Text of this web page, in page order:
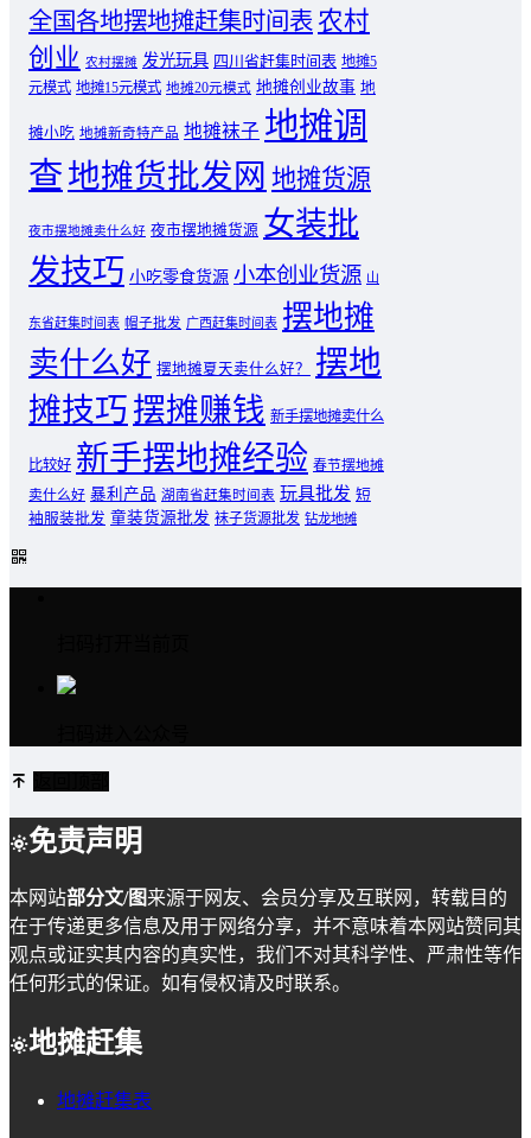
全国各地摆地摊赶集时间表 农村
创业 农村摆摊 发光玩具 四川省赶集时间表 地摊5
元模式 地摊15元模式 地摊20元模式 地摊创业故事 地
摊小吃 地摊新奇特产品 地摊袜子 地摊调
查地摊货批发网 地摊货源
夜市摆地摊卖什么好 夜市摆地摊货源 女装批
发技巧 小吃零食货源 小本创业货源 山
东省赶集时间表 帽子批发 广西赶集时间表 摆地摊
卖什么好 摆地摊夏天卖什么好？
摆地
摊技巧摆摊赚钱 新手摆地摊卖什么
比较好 新手摆地摊经验 春节摆地摊
卖什么好 暴利产品 湖南省赶集时间表 玩具批发 短
袖服装批发 童装货源批发 袜子货源批发 钻龙地摊
免责声明
本网站部分文/图来源于网友、会员分享及互联网，转载目的
在于传递更多信息及用于网络分享，并不意味着本网站赞同其
观点或证实其内容的真实性，我们不对其科学性、严肃性等作
任何形式的保证。如有侵权请及时联系。
地摊赶集
地摊赶集表